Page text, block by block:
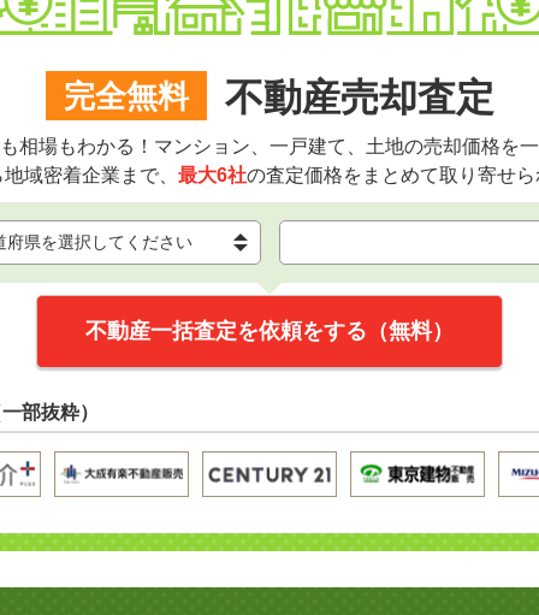
完全無料 不動産売却査定
相場もわかる！マンション、一戸建て、土地の売却価格を
域密着企業まで、 最大6社の査定価格をまとめて取り寄せ
不動産一括査定を依頼をする（無料）
部抜粋）